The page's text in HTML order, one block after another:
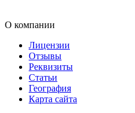
О компании
Лицензии
Отзывы
Реквизиты
Статьи
География
Карта сайта